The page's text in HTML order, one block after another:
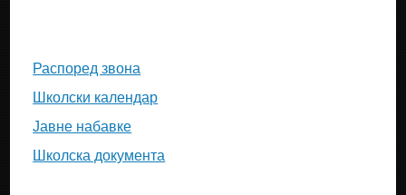
Распоред звона
Школски календар
Јавне набавке
Школска документа